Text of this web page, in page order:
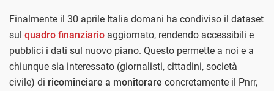
Finalmente il 30 aprile Italia domani ha condiviso il dataset
sul quadro finanziario aggiornato, rendendo accessibili e
pubblici i dati sul nuovo piano. Questo permette a noi e a
chiunque sia interessato (giornalisti, cittadini, società
civile) di ricominciare a monitorare concretamente il Pnrr,